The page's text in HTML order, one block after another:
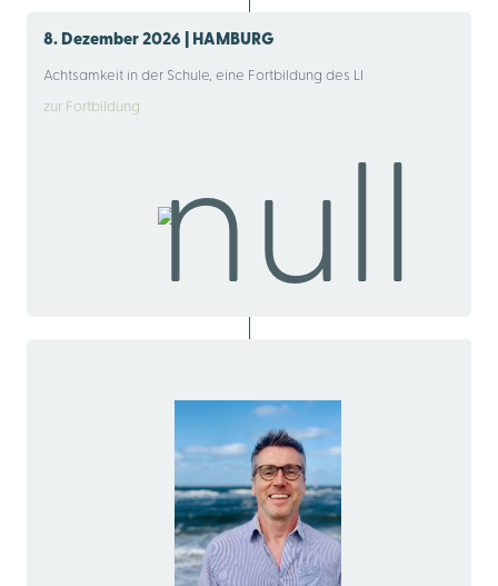
8. Dezember 2026 | HAMBURG
Achtsamkeit in der Schule, eine Fortbildung des LI
zur Fortbildung